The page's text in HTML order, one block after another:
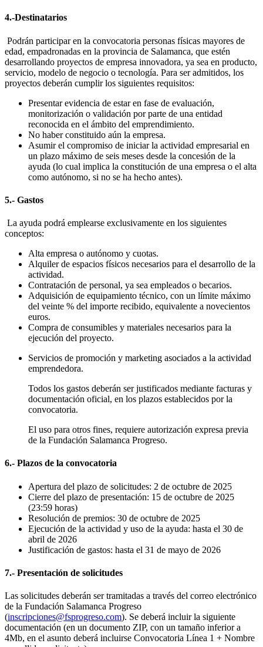
4.-Destinatarios
Podrán participar en la convocatoria personas físicas mayores de
edad, empadronadas en la provincia de Salamanca, que estén
desarrollando proyectos de empresa innovadora, ya sea en producto,
servicio, modelo de negocio o tecnología. Para ser admitidos, los
proyectos deberán cumplir los siguientes requisitos:
Presentar evidencia de estar en fase de evaluación,
monitorización o validación por parte de una entidad
reconocida en el ámbito del emprendimiento.
No haber constituido aún la empresa.
Asumir el compromiso de iniciar la actividad empresarial en
un plazo máximo de seis meses desde la concesión de la
ayuda (lo cual implica la constitución de una empresa o el alta
como autónomo, si no se ha hecho antes).
5.- Gastos
La ayuda podrá emplearse exclusivamente en los siguientes
conceptos:
Alta empresa o autónomo y cuotas.
Alquiler de espacios físicos necesarios para el desarrollo de la
actividad.
Contratación de personal, ya sea empleados o becarios.
Adquisición de equipamiento técnico, con un límite máximo
del veinte % del importe recibido, equivalente a novecientos
euros.
Compra de consumibles y materiales necesarios para la
ejecución del proyecto.
Servicios de promoción y marketing asociados a la actividad
emprendedora.
Todos los gastos deberán ser justificados mediante facturas y
documentación oficial, en los plazos establecidos por la
convocatoria.
El uso para otros fines, requiere autorización expresa previa
de la Fundación Salamanca Progreso.
6.- Plazos de la convocatoria
Apertura del plazo de solicitudes: 2 de octubre de 2025
Cierre del plazo de presentación: 15 de octubre de 2025
(23:59 horas)
Resolución de premios: 30 de octubre de 2025
Ejecución de la actividad y uso de la ayuda: hasta el 30 de
abril de 2026
Justificación de gastos: hasta el 31 de mayo de 2026
7.- Presentación de solicitudes
Las solicitudes deberán ser tramitadas a través del correo electrónico
de la Fundación Salamanca Progreso
(inscripciones@fsprogreso.com). Se deberá incluir la siguiente
documentación (en un documento ZIP, con un tamaño inferior a
4Mb, en el asunto deberá incluirse Convocatoria Línea 1 + Nombre